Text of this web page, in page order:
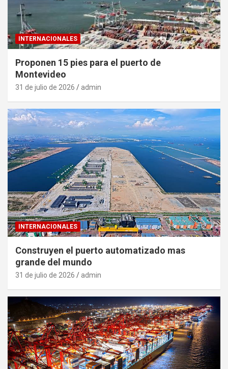
INTERNACIONALES
Proponen 15 pies para el puerto de
Montevideo
31 de julio de 2026 admin
INTERNACIONALES
Construyen el puerto automatizado mas
grande del mundo
31 de julio de 2026 admin